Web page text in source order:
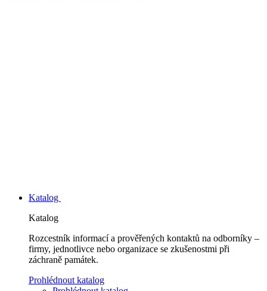
Katalog
Katalog
Rozcestník informací a prověřených kontaktů na odborníky –
firmy, jednotlivce nebo organizace se zkušenostmi při
záchraně památek.
Prohlédnout katalog